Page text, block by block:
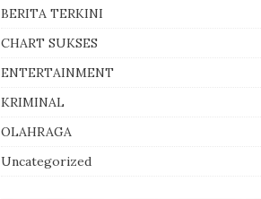
BERITA TERKINI
CHART SUKSES
ENTERTAINMENT
KRIMINAL
OLAHRAGA
Uncategorized